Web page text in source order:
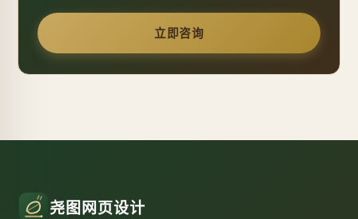
立即咨询
尧图网页设计